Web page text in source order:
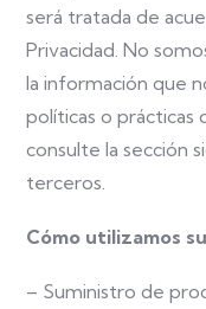
será tratada de
Privacidad. No
la información que
políticas o prácticas
consulte la sección
terceros.
Cómo utilizamos
– Suministro de